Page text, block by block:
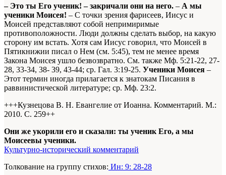
– Это ты Его ученик! – закричали они на него. – А мы
ученики Моисея! – С точки зрения фарисеев, Иисус и
Моисей представляют собой непримиримые
противоположности. Люди должны сделать выбор, на какую
сторону им встать. Хотя сам Иисус говорил, что Моисей в
Пятикнижии писал о Нем (см. 5:45), тем не менее время
Закона Моисея ушло безвозвратно. См. также Мф. 5:21-22, 27-
28, 33-34, 38- 39, 43-44; ср. Гал. 3:19-25. Ученики Моисея –
Этот термин иногда прилагается к знатокам Писания в
раввинистической литературе; ср. Мф. 23:2.
+++Кузнецова В. Н. Евангелие от Иоанна. Комментарий. М.:
2010. С. 259++
Они же укорили его и сказали: ты ученик Его, а мы
Моисеевы ученики.
Культурно-исторический комментарий
Толкование на группу стихов: Ин: 9: 28-28